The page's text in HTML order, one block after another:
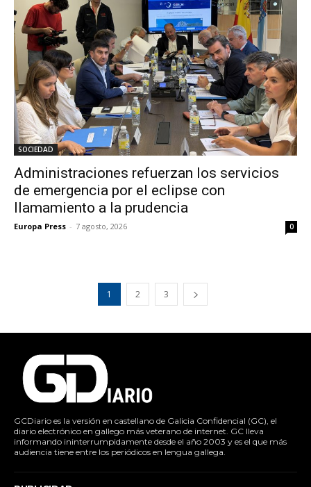
SOCIEDAD
Administraciones refuerzan los servicios
de emergencia por el eclipse con
llamamiento a la prudencia
Europa Press - 7 agosto, 2026 0
1 2 3
GCDiario es la versión en castellano de Galicia Confidencial (GC), el
diario electrónico en gallego más veterano de internet. GC lleva
informando ininterrumpidamente desde el año 2003 y es el que más
audiencia tiene entre los periódicos en lengua gallega.